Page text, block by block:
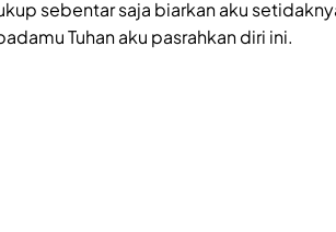
sebentar saja biarkan aku
Tuhan aku pasrahkan diri ini.